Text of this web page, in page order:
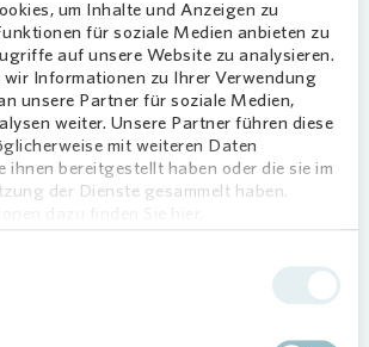
um Inhalte und Anzeigen zu
für soziale Medien anbieten zu
auf unsere Website zu analysieren.
Informationen zu Ihrer Verwendung
unsere Partner für soziale Medien,
weiter. Unsere Partner führen diese
mit weiteren Daten
ihnen bereitgestellt haben oder die sie im
der Dienste gesammelt haben.
PikoPark am Quartiersplatz
Luftschacht 15 und Kiepeweg 12
und Besucher bei einem
aus dem PikoPark versenden. Für